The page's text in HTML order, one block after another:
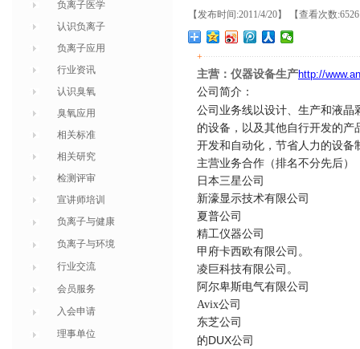
负离子医学
认识负离子
负离子应用
行业资讯
认识臭氧
臭氧应用
相关标准
相关研究
检测评审
宣讲师培训
负离子与健康
负离子与环境
行业交流
会员服务
入会申请
理事单位
【发布时间:2011/4/20】 【查看次数
+
主营：仪器设备生产http://
公司简介：
公司业务线以设计、生产和液晶
的设备，以及其他自行开发的
开发和自动化，节省人力的设备
主营业务合作（排名不分先后）
日本三星公司
新濠显示技术有限公司
夏普公司
精工仪器公司
甲府卡西欧有限公司。
凌巨科技有限公司。
阿尔卑斯电气有限公司
Avix公司
东芝公司
的DUX公司